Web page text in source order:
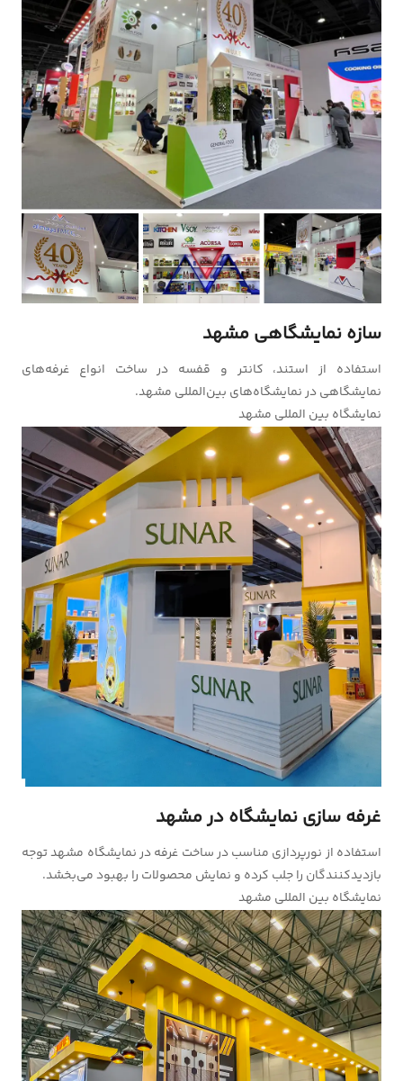
سازه نمایشگاهی مشهد
استفاده از استند، کانتر و قفسه در ساخت انواع غرفه‌های
نمایشگاهی در نمایشگاه‌های بین‌المللی مشهد.
نمایشگاه بین المللی مشهد
غرفه سازی نمایشگاه در مشهد
استفاده از نورپردازی مناسب در ساخت غرفه در نمایشگاه مشهد توجه
بازدیدکنندگان را جلب کرده و نمایش محصولات را بهبود می‌بخشد.
نمایشگاه بین المللی مشهد